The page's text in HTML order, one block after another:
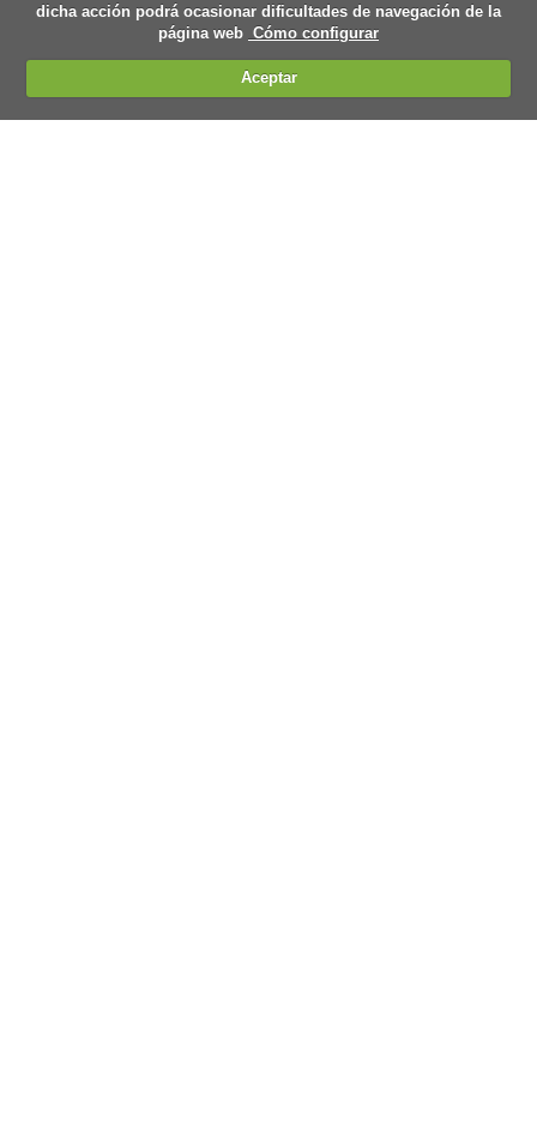
dicha acción podrá ocasionar dificultades de navegación de la
página web Cómo configurar
Aceptar